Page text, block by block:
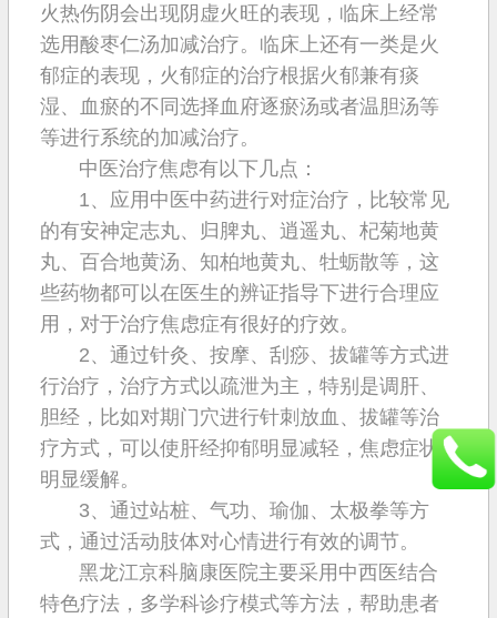
火热伤阴会出现阴虚火旺的表现，临床上经常
选用酸枣仁汤加减治疗。临床上还有一类是火
郁症的表现，火郁症的治疗根据火郁兼有痰
湿、血瘀的不同选择血府逐瘀汤或者温胆汤等
等进行系统的加减治疗。
中医治疗焦虑有以下几点：
1、应用中医中药进行对症治疗，比较常见
的有安神定志丸、归脾丸、逍遥丸、杞菊地黄
丸、百合地黄汤、知柏地黄丸、牡蛎散等，这
些药物都可以在医生的辨证指导下进行合理应
用，对于治疗焦虑症有很好的疗效。
2、通过针灸、按摩、刮痧、拔罐等方式进
行治疗，治疗方式以疏泄为主，特别是调肝、
胆经，比如对期门穴进行针刺放血、拔罐等治
疗方式，可以使肝经抑郁明显减轻，焦虑症状
明显缓解。
3、通过站桩、气功、瑜伽、太极拳等方
式，通过活动肢体对心情进行有效的调节。
黑龙江京科脑康医院主要采用中西医结合
特色疗法，多学科诊疗模式等方法，帮助患者